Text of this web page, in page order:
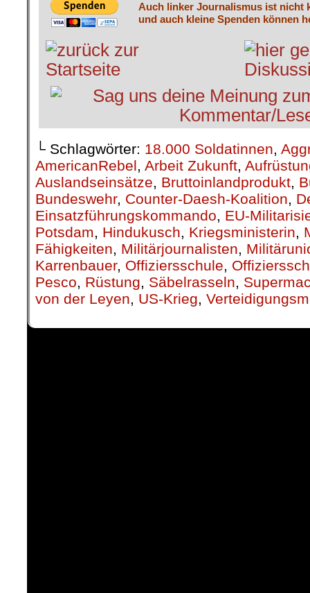
Auch linker Journalismus ist nicht
und auch kleine Spenden können
└ Schlagwörter: 18.000 Soldatinnen,
AmericanRebel, Arbeit Zukunft,
Auslandseinsätze, Bruttoinlandprodukt,
Bundeswehr, Counter-Daesh-Koalition,
Einsatzführungskommando, EU-
Potsdam, Hindukusch, Kriegsministerin,
Fähigkeiten, Militärjournalisten,
Karrenbauer, Offiziersschule,
Pesco, Rüstung, Säbelrasseln,
von der Leyen, US-Krieg,